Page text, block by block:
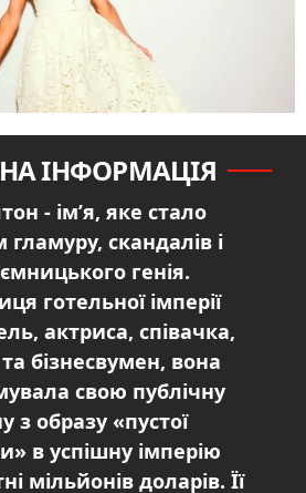
ІНФОРМАЦІЯ
- ім’я, яке стало
скандалів і
генія.
готельної імперії
актриса, співачка,
бізнесвумен, вона
свою публічну
з образу «пустої
в успішну імперію
мільйонів доларів. Її